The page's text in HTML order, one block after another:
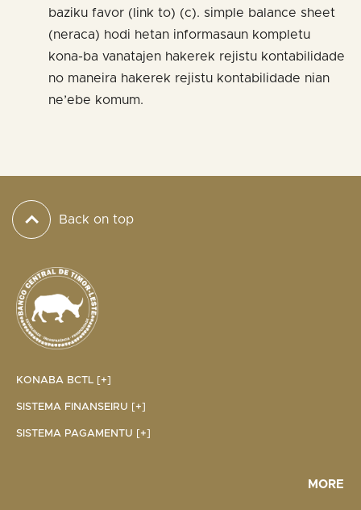
baziku favor (link to) (c). simple balance sheet
(neraca) hodi hetan informasaun kompletu
kona-ba vanatajen hakerek rejistu kontabilidade
no maneira hakerek rejistu kontabilidade nian
ne’ebe komum.
Back on top
KONABA BCTL [+]
SISTEMA FINANSEIRU [+]
SISTEMA PAGAMENTU [+]
MORE